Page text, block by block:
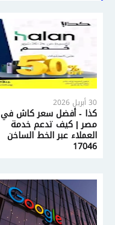
30 أبريل 2026
كذا - أفضل سعر كاش في
مصر | كيف تدعم خدمة
العملاء عبر الخط الساخن
17046